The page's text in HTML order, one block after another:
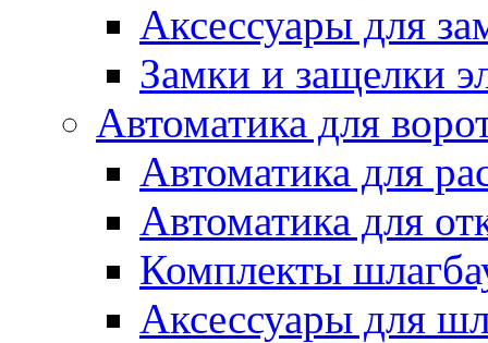
Аксессуары для
Замки и защелки
Автоматика для
Автоматика для
Автоматика для
Комплекты
Аксессуары для